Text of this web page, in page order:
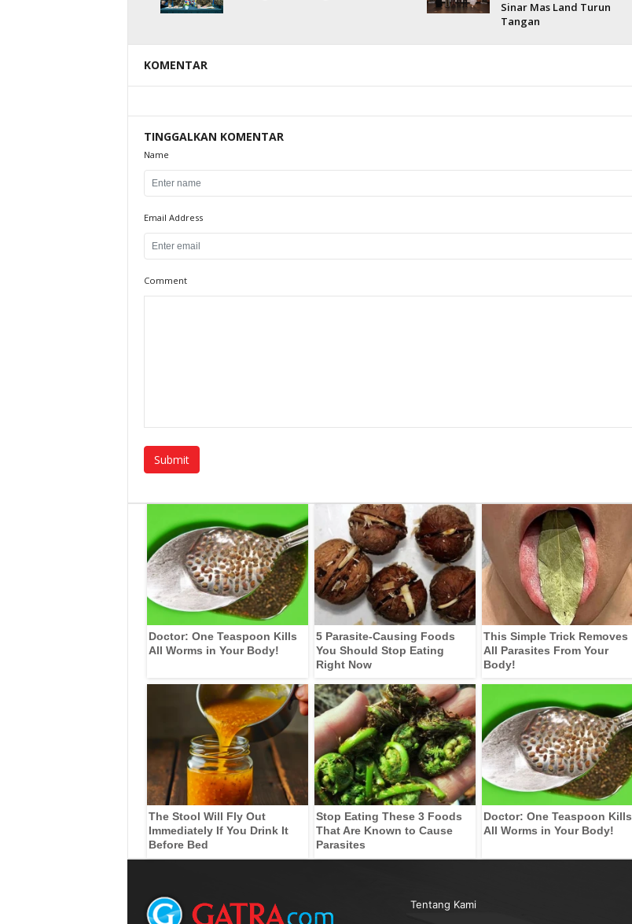
Sinar Mas Land Turun
Tangan
KOMENTAR
TINGGALKAN KOMENTAR
Name
Email Address
Comment
Doctor: One Teaspoon Kills
All Worms in Your Body!
5 Parasite-Causing Foods
You Should Stop Eating
Right Now
This Simple Trick Removes
All Parasites From Your
Body!
The Stool Will Fly Out
Immediately If You Drink It
Before Bed
Stop Eating These 3 Foods
That Are Known to Cause
Parasites
Doctor: One Teaspoon Kills
All Worms in Your Body!
Tentang Kami